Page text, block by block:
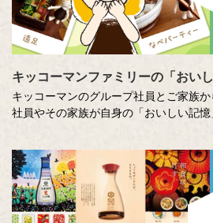
キッコーマンファミリーの「おいし
キッコーマンのグループ社員とご家族か
社員やその家族が自身の「おいしい記
くための取り組みのひとつです。